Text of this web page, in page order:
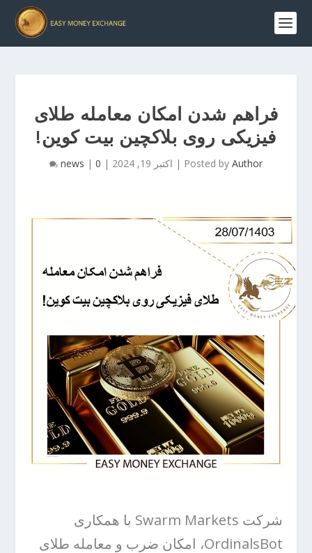
فراهم شدن امکان معامله طلای
فیزیکی روی بلاکچین بیت کوین!
Posted by Author
| اکتبر 19, 2024 |
news | 0
شرکت Swarm Markets با همکاری
OrdinalsBot، امکان ضرب و معامله طلای